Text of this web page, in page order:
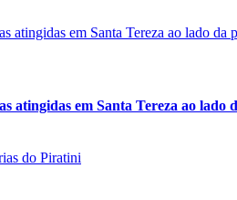
atingidas em Santa Tereza ao lado